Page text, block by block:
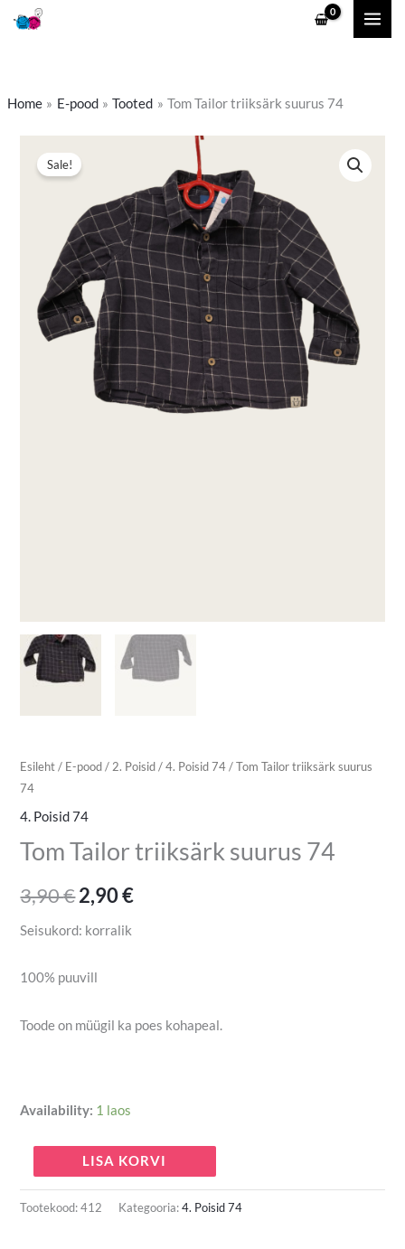
Skip
Home E-pood Tooted Tom Tailor triiksärk suurus 74
Sale!
Esileht/ E-pood/ 2. Poisid/4. Poisid 74/ Tom Tailor triiksärk suurus
74
4. Poisid 74
Tom Tailor triiksärk suurus 74
3,90€
Algne
oli:
3,90 €.
2,90€
Praegune
hind
on:
2,90 €.
Seisukord: korralik
100% puuvill
Toode on müügil ka poes kohapeal.
Availability: 1 laos
Tailor
kogus
LISA KORVI
Tootekood:412 Kategooria:4. Poisid 74